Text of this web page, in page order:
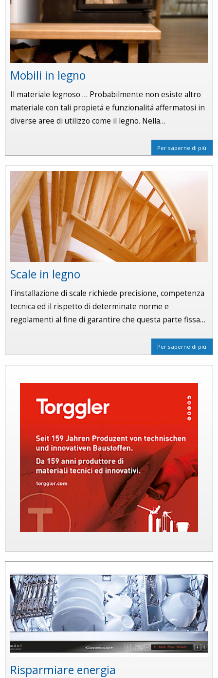
Mobili in legno
Il materiale legnoso … Probabilmente non esiste altro
materiale con tali propietá e funzionalitá affermatosi in
diverse aree di utilizzo come il legno. Nella…
Per saperne di più
Scale in legno
l`installazione di scale richiede precisione, competenza
tecnica ed il rispetto di determinate norme e
regolamenti al fine di garantire che questa parte fissa…
Per saperne di più
Risparmiare energia